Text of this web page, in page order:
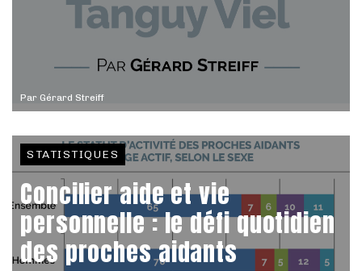
Par Gérard Streiff
STATISTIQUES
Concilier aide et vie
personnelle : le défi quotidien
des proches aidants